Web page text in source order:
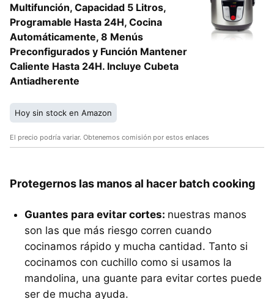
Multifunción, Capacidad 5 Litros,
Programable Hasta 24H, Cocina
Automáticamente, 8 Menús
Preconfigurados y Función Mantener
Caliente Hasta 24H. Incluye Cubeta
Antiadherente
Hoy sin stock en Amazon
El precio podría variar. Obtenemos comisión por estos enlaces
Protegernos las manos al hacer batch cooking
Guantes para evitar cortes: nuestras manos
son las que más riesgo corren cuando
cocinamos rápido y mucha cantidad. Tanto si
cocinamos con cuchillo como si usamos la
mandolina, una guante para evitar cortes puede
ser de mucha ayuda.